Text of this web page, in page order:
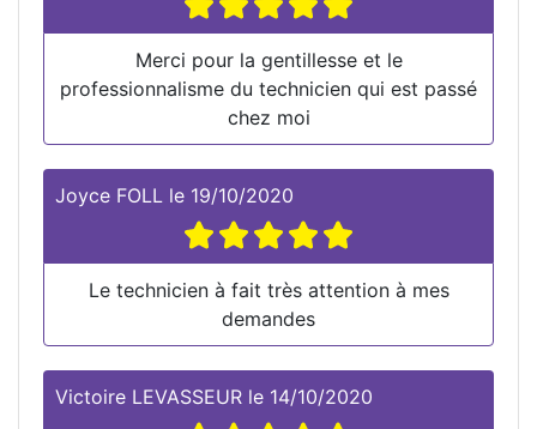
Merci pour la gentillesse et le
professionnalisme du technicien qui est passé
chez moi
Joyce FOLL le 19/10/2020
Le technicien à fait très attention à mes
demandes
Victoire LEVASSEUR le 14/10/2020